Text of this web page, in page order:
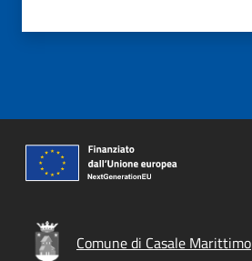
Comune di Casale Marittimo